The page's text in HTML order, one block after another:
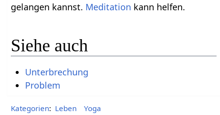
gelangen kannst. Meditation kann helfen.
Siehe auch
Unterbrechung
Problem
Kategorien: Leben Yoga